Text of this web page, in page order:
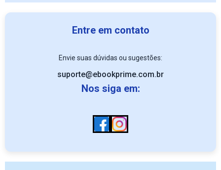
Entre em contato
Envie suas dúvidas ou sugestões:
suporte@ebookprime.com.br
Nos siga em: